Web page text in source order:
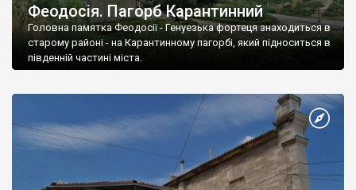
Феодосія. Пагорб Карантинний
Головна памятка Феодосії - Генуезька фортеця знаходиться в
старому районі - на Карантинному пагорбі, який підноситься в
південній частині міста.